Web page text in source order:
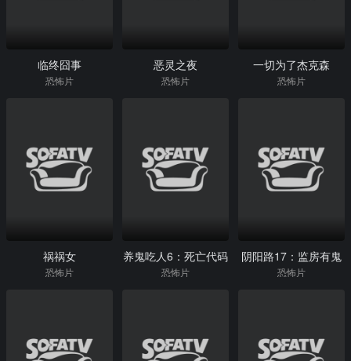
临终囧事
恐怖片
恶灵之夜
恐怖片
一切为了杰克森
恐怖片
祸祸女
恐怖片
养鬼吃人6：死亡代码
恐怖片
阴阳路17：监房有鬼
恐怖片